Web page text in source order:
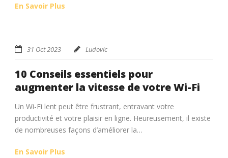
En Savoir Plus
31 Oct 2023 Ludovic
10 Conseils essentiels pour
augmenter la vitesse de votre Wi-Fi
Un Wi-Fi lent peut être frustrant, entravant votre
productivité et votre plaisir en ligne. Heureusement, il existe
de nombreuses façons d’améliorer la…
En Savoir Plus